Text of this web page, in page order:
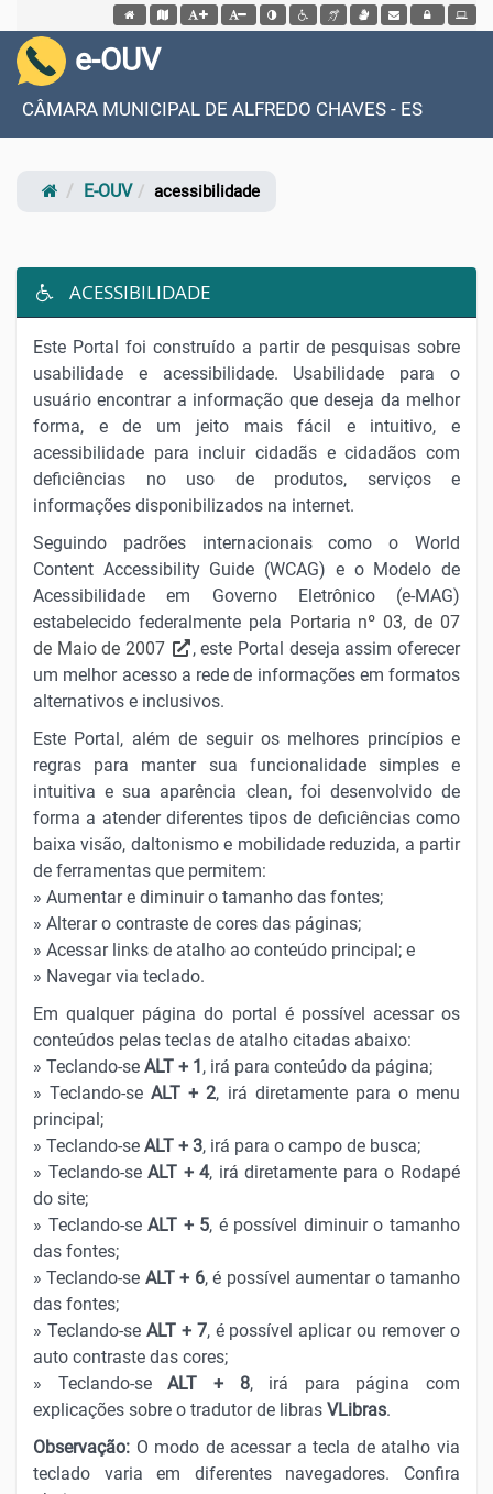
Acessar página inicial do site
Acessar o mapa do site
Ação para aumentar tamanho da fonte do site
Ação para diminuir tamanho da fonte do site
Ação para aplicar auto contraste no site
Acessar página sobre acessibilidade do
Acessar página sobre NVDA -
Acessar página sobre
Acessar Webmail
Acessar Intranet
e-OUV
CÂMARA MUNICIPAL DE ALFREDO CHAVES - ES
E-OUV acessibilidade
ACESSIBILIDADE
Este Portal foi construído a partir de pesquisas sobre
usabilidade e acessibilidade. Usabilidade para o
usuário encontrar a informação que deseja da melhor
forma, e de um jeito mais fácil e intuitivo, e
acessibilidade para incluir cidadãs e cidadãos com
deficiências no uso de produtos, serviços e
informações disponibilizados na internet.
Seguindo padrões internacionais como o World
Content Accessibility Guide (WCAG) e o Modelo de
Acessibilidade em Governo Eletrônico (e-MAG)
estabelecido federalmente pela Portaria nº 03, de 07
de Maio de 2007
, este Portal deseja assim oferecer
um melhor acesso a rede de informações em formatos
alternativos e inclusivos.
Este Portal, além de seguir os melhores princípios e
regras para manter sua funcionalidade simples e
intuitiva e sua aparência clean, foi desenvolvido de
forma a atender diferentes tipos de deficiências como
baixa visão, daltonismo e mobilidade reduzida, a partir
de ferramentas que permitem:
» Aumentar e diminuir o tamanho das fontes;
» Alterar o contraste de cores das páginas;
» Acessar links de atalho ao conteúdo principal; e
» Navegar via teclado.
Em qualquer página do portal é possível acessar os
conteúdos pelas teclas de atalho citadas abaixo:
» Teclando-se ALT + 1 , irá para conteúdo da página;
» Teclando-seALT + 2, irá diretamente para o menu
principal;
» Teclando-se ALT + 3, irá para o campo de busca;
» Teclando-seALT + 4, irá diretamente para o Rodapé
do site;
» Teclando-seALT + 5, é possível diminuir o tamanho
das fontes;
» Teclando-se ALT + 6, é possível aumentar o tamanho
das fontes;
» Teclando-se ALT + 7, é possível aplicar ou remover o
auto contraste das cores;
» Teclando-seALT + 8, irá para página com
explicações sobre o tradutor de libras VLibras.
Observação: O modo de acessar a tecla de atalho via
teclado varia em diferentes navegadores. Confira